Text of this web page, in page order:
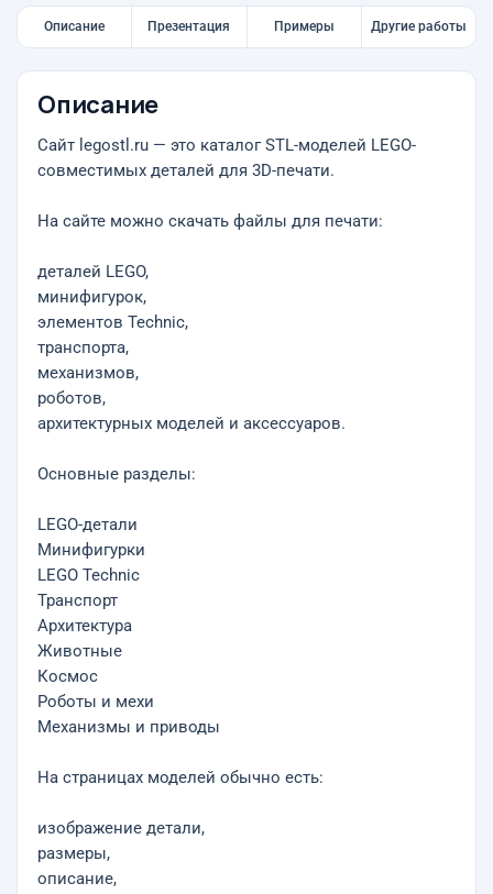
Описание Презентация Примеры Другие работы
Описание
Сайт legostl.ru — это каталог STL-моделей LEGO-
совместимых деталей для 3D-печати.
На сайте можно скачать файлы для печати:
деталей LEGO,
минифигурок,
элементов Technic,
транспорта,
механизмов,
роботов,
архитектурных моделей и аксессуаров.
Основные разделы:
LEGO-детали
Минифигурки
LEGO Technic
Транспорт
Архитектура
Животные
Космос
Роботы и мехи
Механизмы и приводы
На страницах моделей обычно есть:
изображение детали,
размеры,
описание,